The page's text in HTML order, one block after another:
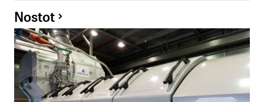
Nostot